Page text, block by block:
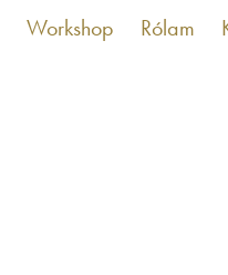
Workshop Rólam